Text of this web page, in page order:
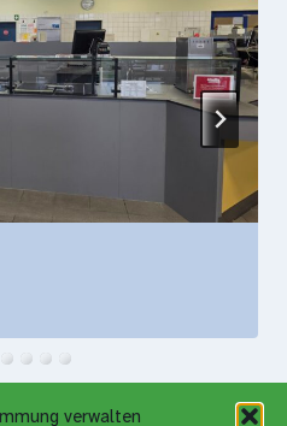
verwalten